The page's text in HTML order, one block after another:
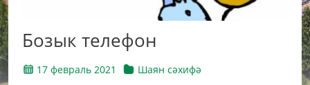
Бозык телефон
17 февраль 2021
Шаян сәхифә